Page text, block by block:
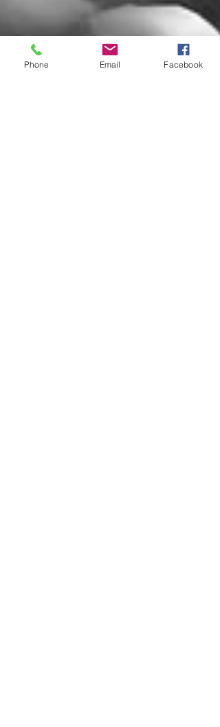
Phone Email Facebook